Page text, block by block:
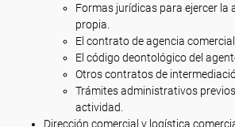
Formas jurídicas para ejercer la
propia.
El contrato de agencia comercial.
El código deontológico del
Otros contratos de
Trámites administrativos
actividad.
Dirección comercial y logística